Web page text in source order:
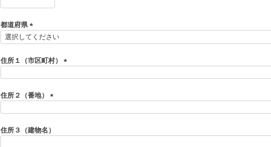
須
)
都道府県
(
須
)
住所１（市区町村）
)
住所２（番地）
須
)
住所３（建物名）